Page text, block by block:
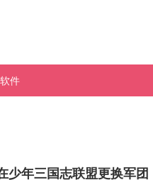
件
少年三国志联盟更换军团